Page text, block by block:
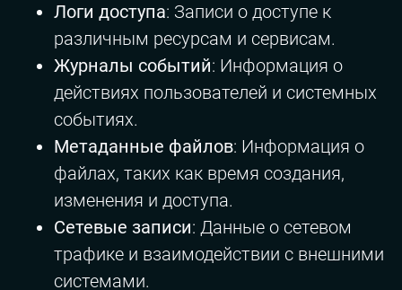
Логи доступа: Записи о доступе к
различным ресурсам и сервисам.
Журналы событий: Информация о
действиях пользователей и системных
событиях.
Метаданные файлов: Информация о
файлах, таких как время создания,
изменения и доступа.
Сетевые записи: Данные о сетевом
трафике и взаимодействии с внешними
системами.